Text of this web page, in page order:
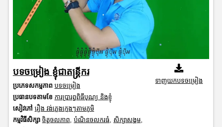
បទចម្រៀង​ ខ្ញុំជាតន្រ្តីករ
ប្រភេទសកម្មភាព បទចម្រៀង
ប្រធានបទតាមខែ ការប្រារព្ធពិធីបុណ្យ និងខ្ញុំ
សៀវភៅ រឿង វង់ភ្លេងក្មេងៗតាមភូមិ
កម្មវិធីសិក្សា ចិត្តចលភាព, បំណិនចលករធំ, សិក្សាសង្គម,
ទាញយកបទចម្រៀង